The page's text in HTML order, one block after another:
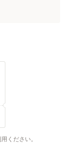
ください。